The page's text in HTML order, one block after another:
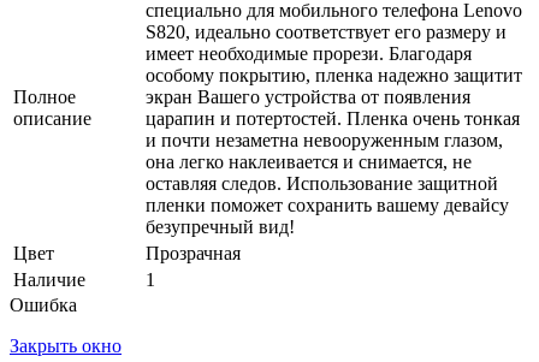
Полное
описание
специально для мобильного телефона Lenovo
S820, идеально соответствует его размеру и
имеет необходимые прорези. Благодаря
особому покрытию, пленка надежно защитит
экран Вашего устройства от появления
царапин и потертостей. Пленка очень тонкая
и почти незаметна невооруженным глазом,
она легко наклеивается и снимается, не
оставляя следов. Использование защитной
пленки поможет сохранить вашему девайсу
безупречный вид!
Цвет
Прозрачная
Наличие
1
Ошибка
Закрыть окно